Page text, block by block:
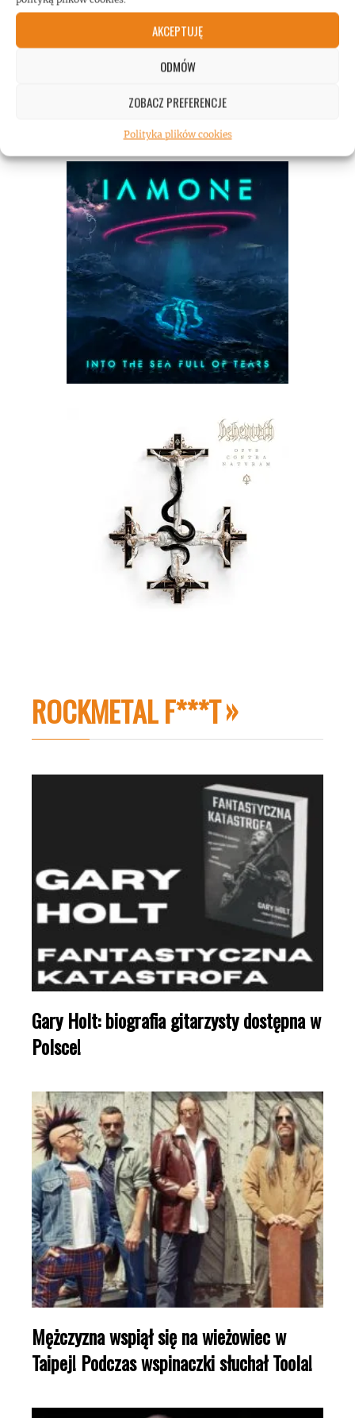
AKCEPTUJĘ
ODMÓW
ZOBACZ PREFERENCJE
Polityka plików cookies
ROCKMETAL F***T
Gary Holt: biografia gitarzysty dostępna w
Polsce!
Mężczyzna wspiął się na wieżowiec w
Taipej! Podczas wspinaczki słuchał Toola!